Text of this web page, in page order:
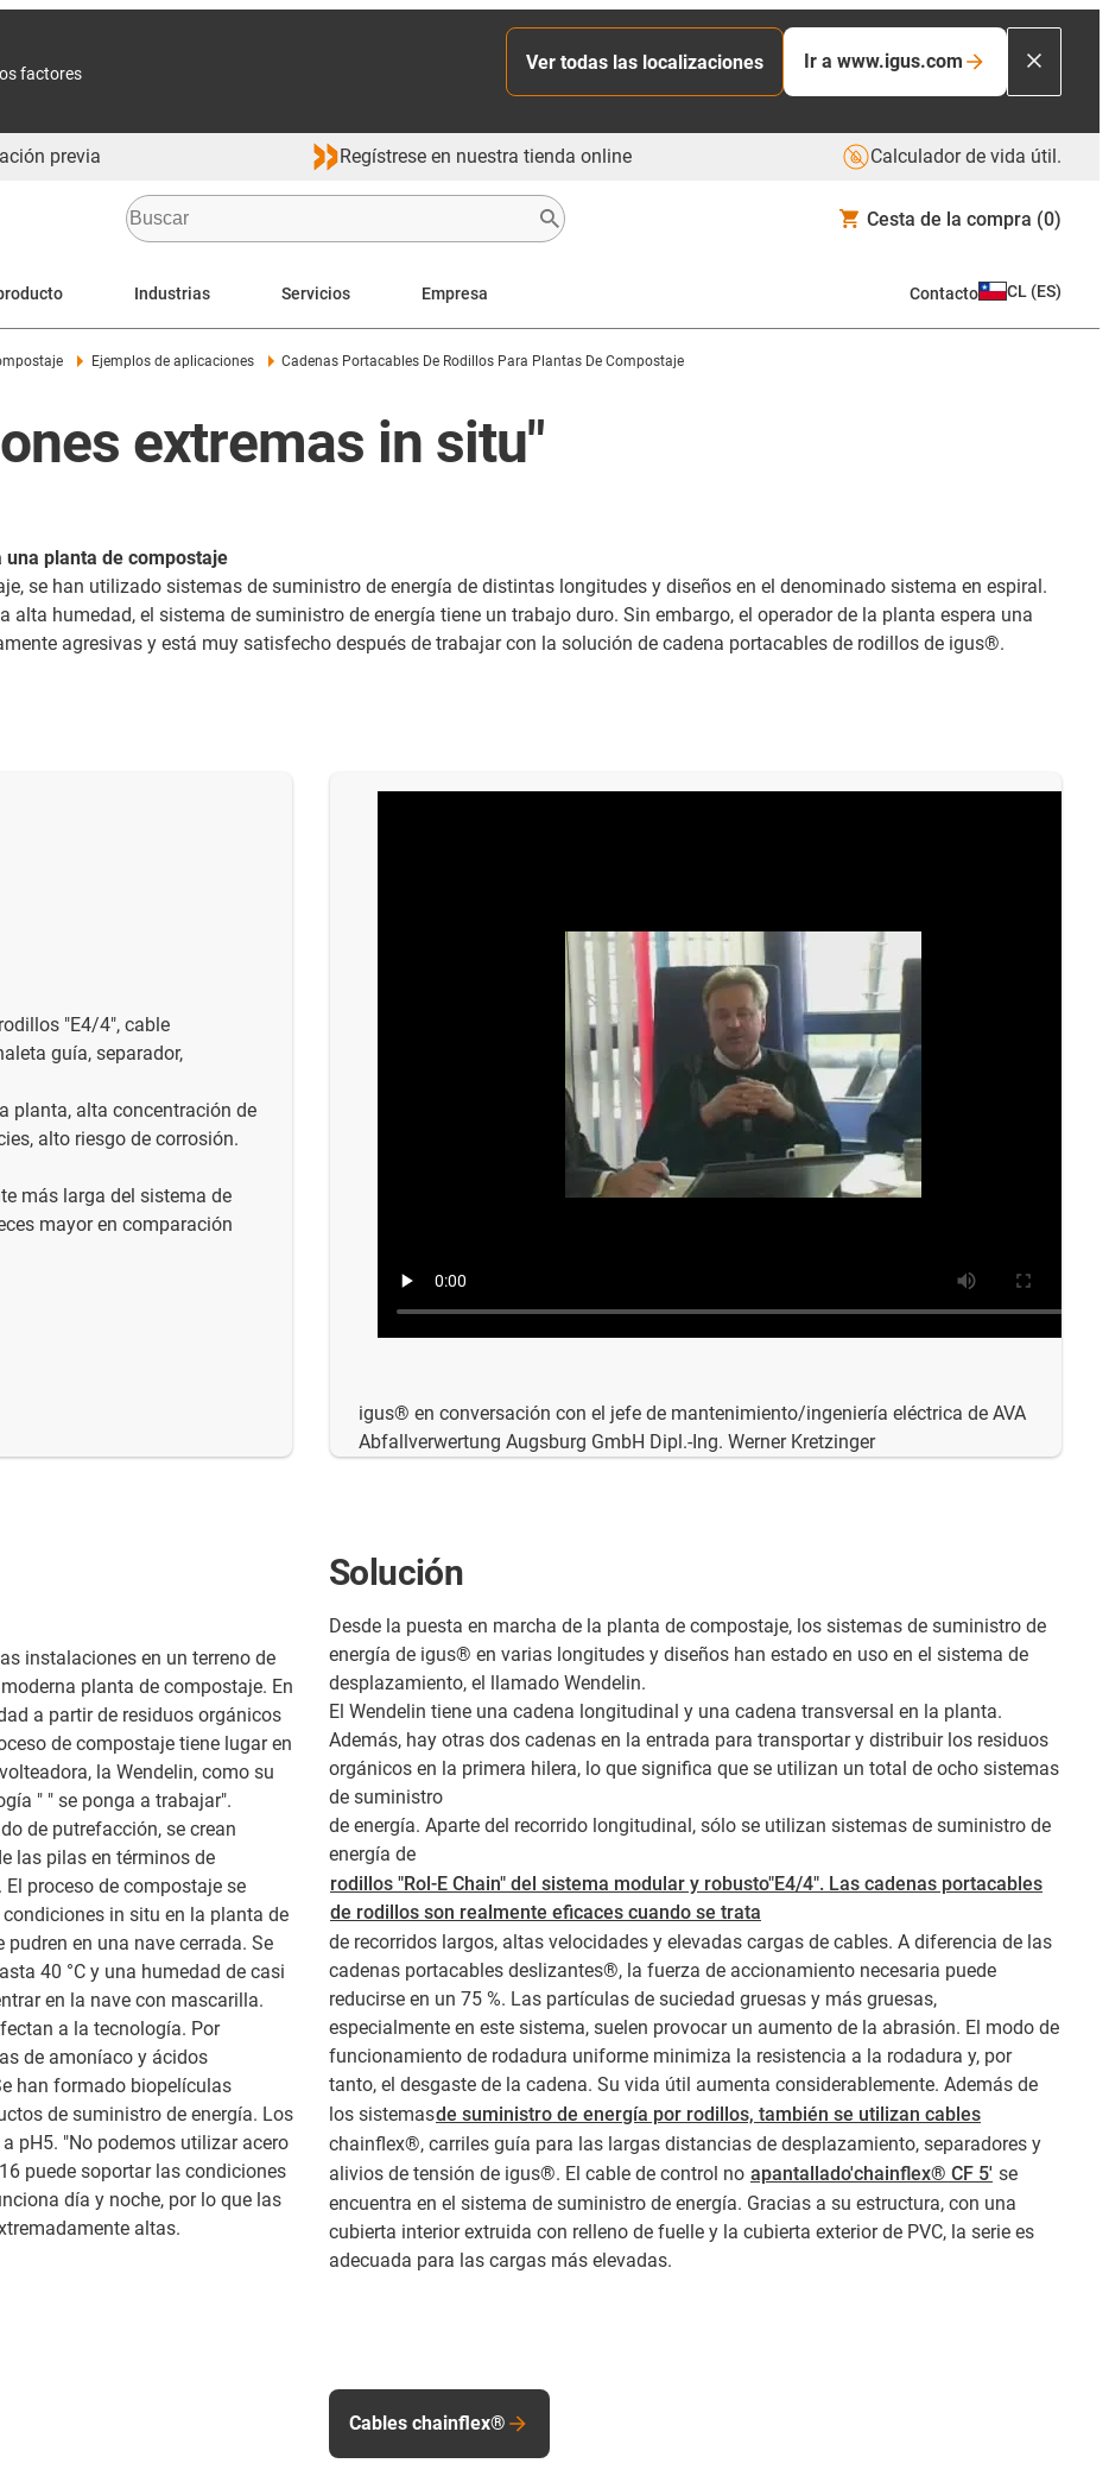
factores
Ver todas las localizaciones Ir a www.igus.com
previa Regístrese en nuestra tienda online Calculador de vida útil.
Cesta de la compra (0)
Industrias Servicios Empresa Contacto CL (ES)
Ejemplos de aplicaciones Cadenas Portacables De Rodillos Para Plantas De Compostaje
extremas in situ"
planta de compostaje
se han utilizado sistemas de suministro de energía de distintas longitudes y diseños en el denominado sistema en espiral.
alta humedad, el sistema de suministro de energía tiene un trabajo duro. Sin embargo, el operador de la planta espera una
agresivas y está muy satisfecho después de trabajar con la solución de cadena portacables de rodillos de igus®.
"E4/4", cable
guía, separador,
planta, alta concentración de
alto riesgo de corrosión.
más larga del sistema de
mayor en comparación
igus® en conversación con el jefe de mantenimiento/ingeniería eléctrica de AVA
Abfallverwertung Augsburg GmbH Dipl.-Ing. Werner Kretzinger
instalaciones en un terreno de
planta de compostaje. En
a partir de residuos orgánicos
de compostaje tiene lugar en
la Wendelin, como su
" " se ponga a trabajar".
de putrefacción, se crean
las pilas en términos de
proceso de compostaje se
in situ en la planta de
en una nave cerrada. Se
40 °C y una humedad de casi
en la nave con mascarilla.
a la tecnología. Por
de amoníaco y ácidos
han formado biopelículas
de suministro de energía. Los
pH5. "No podemos utilizar acero
puede soportar las condiciones
día y noche, por lo que las
altas.
Solución
Desde la puesta en marcha de la planta de compostaje, los sistemas de suministro de
energía de igus® en varias longitudes y diseños han estado en uso en el sistema de
desplazamiento, el llamado Wendelin.
El Wendelin tiene una cadena longitudinal y una cadena transversal en la planta.
Además, hay otras dos cadenas en la entrada para transportar y distribuir los residuos
orgánicos en la primera hilera, lo que significa que se utilizan un total de ocho sistemas
de suministro
de energía. Aparte del recorrido longitudinal, sólo se utilizan sistemas de suministro de
energía de
rodillos "Rol-E Chain" del sistema modular y robusto"E4/4". Las cadenas portacables
de rodillos son realmente eficaces cuando se trata
de recorridos largos, altas velocidades y elevadas cargas de cables. A diferencia de las
cadenas portacables deslizantes®, la fuerza de accionamiento necesaria puede
reducirse en un 75 %. Las partículas de suciedad gruesas y más gruesas,
especialmente en este sistema, suelen provocar un aumento de la abrasión. El modo de
funcionamiento de rodadura uniforme minimiza la resistencia a la rodadura y, por
tanto, el desgaste de la cadena. Su vida útil aumenta considerablemente. Además de
los sistemasde suministro de energía por rodillos, también se utilizan cables
chainflex®, carriles guía para las largas distancias de desplazamiento, separadores y
alivios de tensión de igus®. El cable de control no apantallado'chainflex® CF 5' se
encuentra en el sistema de suministro de energía. Gracias a su estructura, con una
cubierta interior extruida con relleno de fuelle y la cubierta exterior de PVC, la serie es
adecuada para las cargas más elevadas.
Cables chainflex®